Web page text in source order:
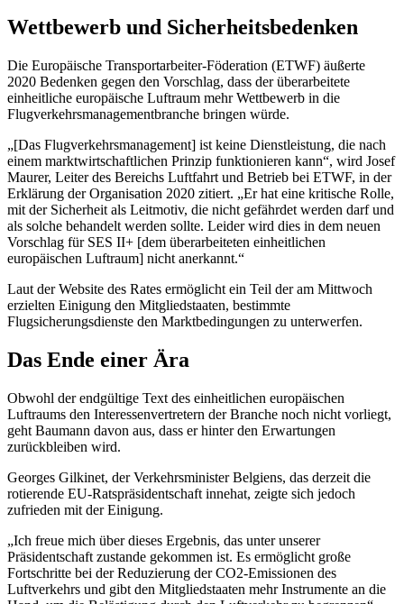
Wettbewerb und Sicherheitsbedenken
Die Europäische Transportarbeiter-Föderation (ETWF) äußerte
2020 Bedenken gegen den Vorschlag, dass der überarbeitete
einheitliche europäische Luftraum mehr Wettbewerb in die
Flugverkehrsmanagementbranche bringen würde.
„[Das Flugverkehrsmanagement] ist keine Dienstleistung, die nach
einem marktwirtschaftlichen Prinzip funktionieren kann“, wird Josef
Maurer, Leiter des Bereichs Luftfahrt und Betrieb bei ETWF, in der
Erklärung der Organisation 2020 zitiert. „Er hat eine kritische Rolle,
mit der Sicherheit als Leitmotiv, die nicht gefährdet werden darf und
als solche behandelt werden sollte. Leider wird dies in dem neuen
Vorschlag für SES II+ [dem überarbeiteten einheitlichen
europäischen Luftraum] nicht anerkannt.“
Laut der Website des Rates ermöglicht ein Teil der am Mittwoch
erzielten Einigung den Mitgliedstaaten, bestimmte
Flugsicherungsdienste den Marktbedingungen zu unterwerfen.
Das Ende einer Ära
Obwohl der endgültige Text des einheitlichen europäischen
Luftraums den Interessenvertretern der Branche noch nicht vorliegt,
geht Baumann davon aus, dass er hinter den Erwartungen
zurückbleiben wird.
Georges Gilkinet, der Verkehrsminister Belgiens, das derzeit die
rotierende EU-Ratspräsidentschaft innehat, zeigte sich jedoch
zufrieden mit der Einigung.
„Ich freue mich über dieses Ergebnis, das unter unserer
Präsidentschaft zustande gekommen ist. Es ermöglicht große
Fortschritte bei der Reduzierung der CO2-Emissionen des
Luftverkehrs und gibt den Mitgliedstaaten mehr Instrumente an die